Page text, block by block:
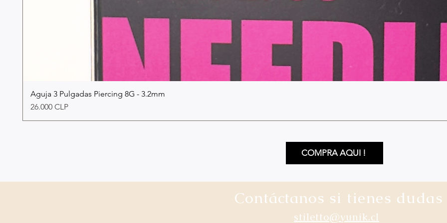
Aguja 3 Pulgadas Piercing 8G - 3.2mm
Precio
26.000 CLP
COMPRA AQUI !
Contáctanos si tienes dudas
stiletto@yunik.cl